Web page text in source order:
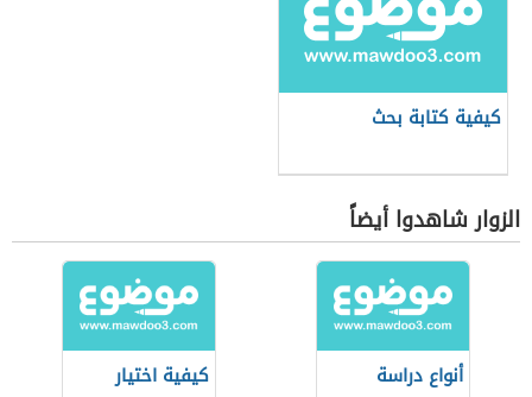
كيفية كتابة بحث
الزوار شاهدوا أيضاً
أنواع دراسة
كيفية اختيار